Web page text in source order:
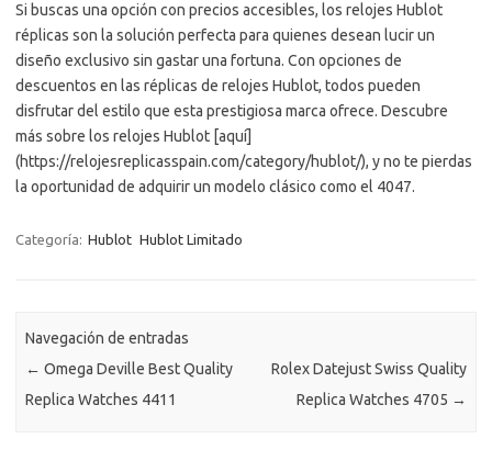
Si buscas una opción con precios accesibles, los relojes Hublot
réplicas son la solución perfecta para quienes desean lucir un
diseño exclusivo sin gastar una fortuna. Con opciones de
descuentos en las réplicas de relojes Hublot, todos pueden
disfrutar del estilo que esta prestigiosa marca ofrece. Descubre
más sobre los relojes Hublot [aquí]
(https://relojesreplicasspain.com/category/hublot/), y no te pierdas
la oportunidad de adquirir un modelo clásico como el 4047.
Categoría: Hublot Hublot Limitado
Navegación de entradas
← Omega Deville Best Quality
Replica Watches 4411
Rolex Datejust Swiss Quality
Replica Watches 4705 →